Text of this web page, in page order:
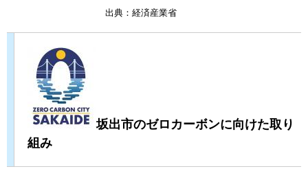
出典：経済産業省
​坂出市のゼロカーボンに向けた取り
組み